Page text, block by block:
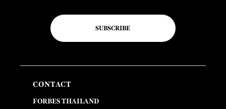
SUBSCRIBE
CONTACT
FORBES THAILAND